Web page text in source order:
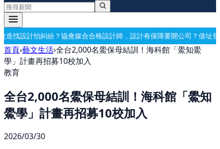
格設計師，設計有保障要開公司？借址登記・公司設立・工商登記一次
首頁›藝文生活›全台2,000名鱟保母結訓！海科館「鱟知鱟
學」計畫再招募10校加入
教育
全台2,000名鱟保母結訓！海科館「鱟知
鱟學」計畫再招募10校加入
2026/03/30